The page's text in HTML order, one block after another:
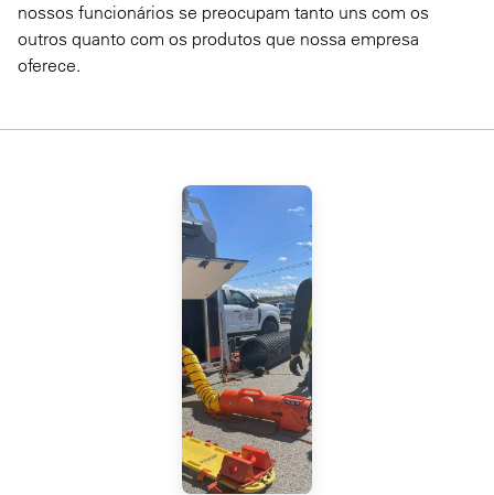
nossos funcionários se preocupam tanto uns com os
outros quanto com os produtos que nossa empresa
oferece.